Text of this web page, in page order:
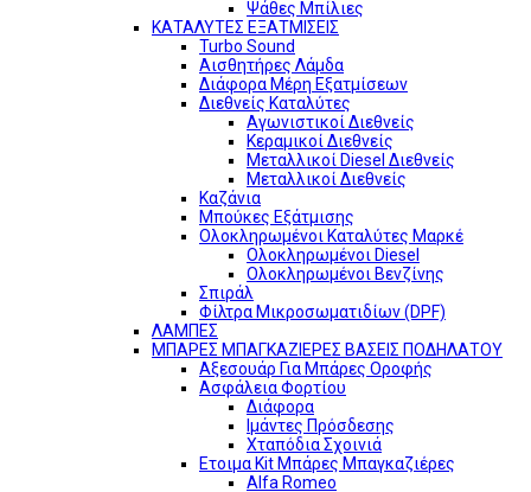
Ψάθες Μπίλιες
ΚΑΤΑΛΥΤΕΣ ΕΞΑΤΜΙΣΕΙΣ
Turbo Sound
Αισθητήρες Λάμδα
Διάφορα Μέρη Εξατμίσεων
Διεθνείς Καταλύτες
Αγωνιστικοί Διεθνείς
Κεραμικοί Διεθνείς
Μεταλλικοί Diesel Διεθνείς
Μεταλλικοί Διεθνείς
Καζάνια
Μπούκες Εξάτμισης
Ολοκληρωμένοι Καταλύτες Μαρκέ
Ολοκληρωμένοι Diesel
Ολοκληρωμένοι Βενζίνης
Σπιράλ
Φίλτρα Μικροσωματιδίων (DPF)
ΛΑΜΠΕΣ
ΜΠΑΡΕΣ ΜΠΑΓΚΑΖΙΕΡΕΣ ΒΑΣΕΙΣ ΠΟΔΗΛΑΤΟΥ
Αξεσουάρ Για Μπάρες Οροφής
Ασφάλεια Φορτίου
Διάφορα
Ιμάντες Πρόσδεσης
Χταπόδια Σχοινιά
Ετοιμα Kit Μπάρες Μπαγκαζιέρες
Alfa Romeo